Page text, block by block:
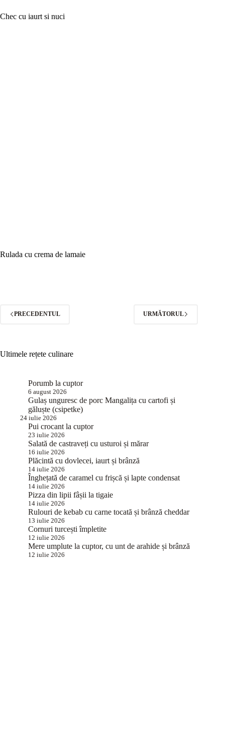
Chec cu iaurt si nuci
Rulada cu crema de lamaie
PRECEDENTUL URMĂTORUL
Ultimele rețete culinare
Porumb la cuptor
6 august 2026
Gulaș unguresc de porc Mangalița cu cartofi și
găluște (csipetke)
24 iulie 2026
Pui crocant la cuptor
23 iulie 2026
Salată de castraveți cu usturoi și mărar
16 iulie 2026
Plăcintă cu dovlecei, iaurt și brânză
14 iulie 2026
Înghețată de caramel cu frișcă și lapte condensat
14 iulie 2026
Pizza din lipii fâșii la tigaie
14 iulie 2026
Rulouri de kebab cu carne tocată și brânză cheddar
13 iulie 2026
Cornuri turcești împletite
12 iulie 2026
Mere umplute la cuptor, cu unt de arahide și brânză
12 iulie 2026